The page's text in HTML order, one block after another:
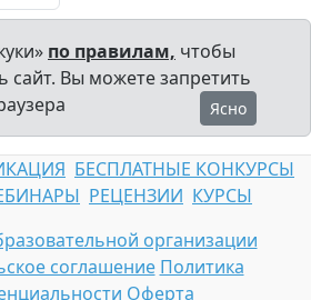
по правилам, чтобы
сайт. Вы можете запретить
Ясно
БЕСПЛАТНЫЕ КОНКУРСЫ
РЕЦЕНЗИИ КУРСЫ
организации
соглашение Политика
Оферта